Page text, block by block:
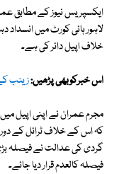
ایکسپریس نیوز کے مطابق
لاہور ہائی کورٹ میں
خلاف اپیل دائر کی ہے۔
اس خبرکوبھی پڑھیں:زینب کے قاتل کو
مجرم عمران نے اپنی اپیل
کہ اس کے خلاف ٹرائل کے
گردی کی عدالت نے فیصلہ
فیصلہ کالعدم قرار دیا جائے۔